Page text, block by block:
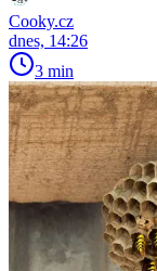
Cooky.cz
dnes, 14:26
3 min